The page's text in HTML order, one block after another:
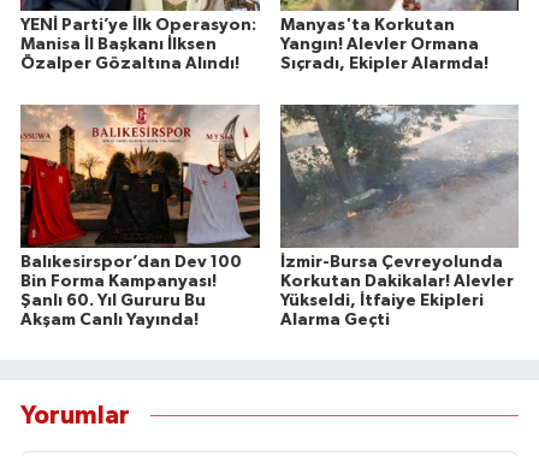
YENİ Parti’ye İlk Operasyon:
Manisa İl Başkanı İlksen
Özalper Gözaltına Alındı!
Manyas'ta Korkutan
Yangın! Alevler Ormana
Sıçradı, Ekipler Alarmda!
Balıkesirspor’dan Dev 100
Bin Forma Kampanyası!
Şanlı 60. Yıl Gururu Bu
Akşam Canlı Yayında!
İzmir-Bursa Çevreyolunda
Korkutan Dakikalar! Alevler
Yükseldi, İtfaiye Ekipleri
Alarma Geçti
Yorumlar